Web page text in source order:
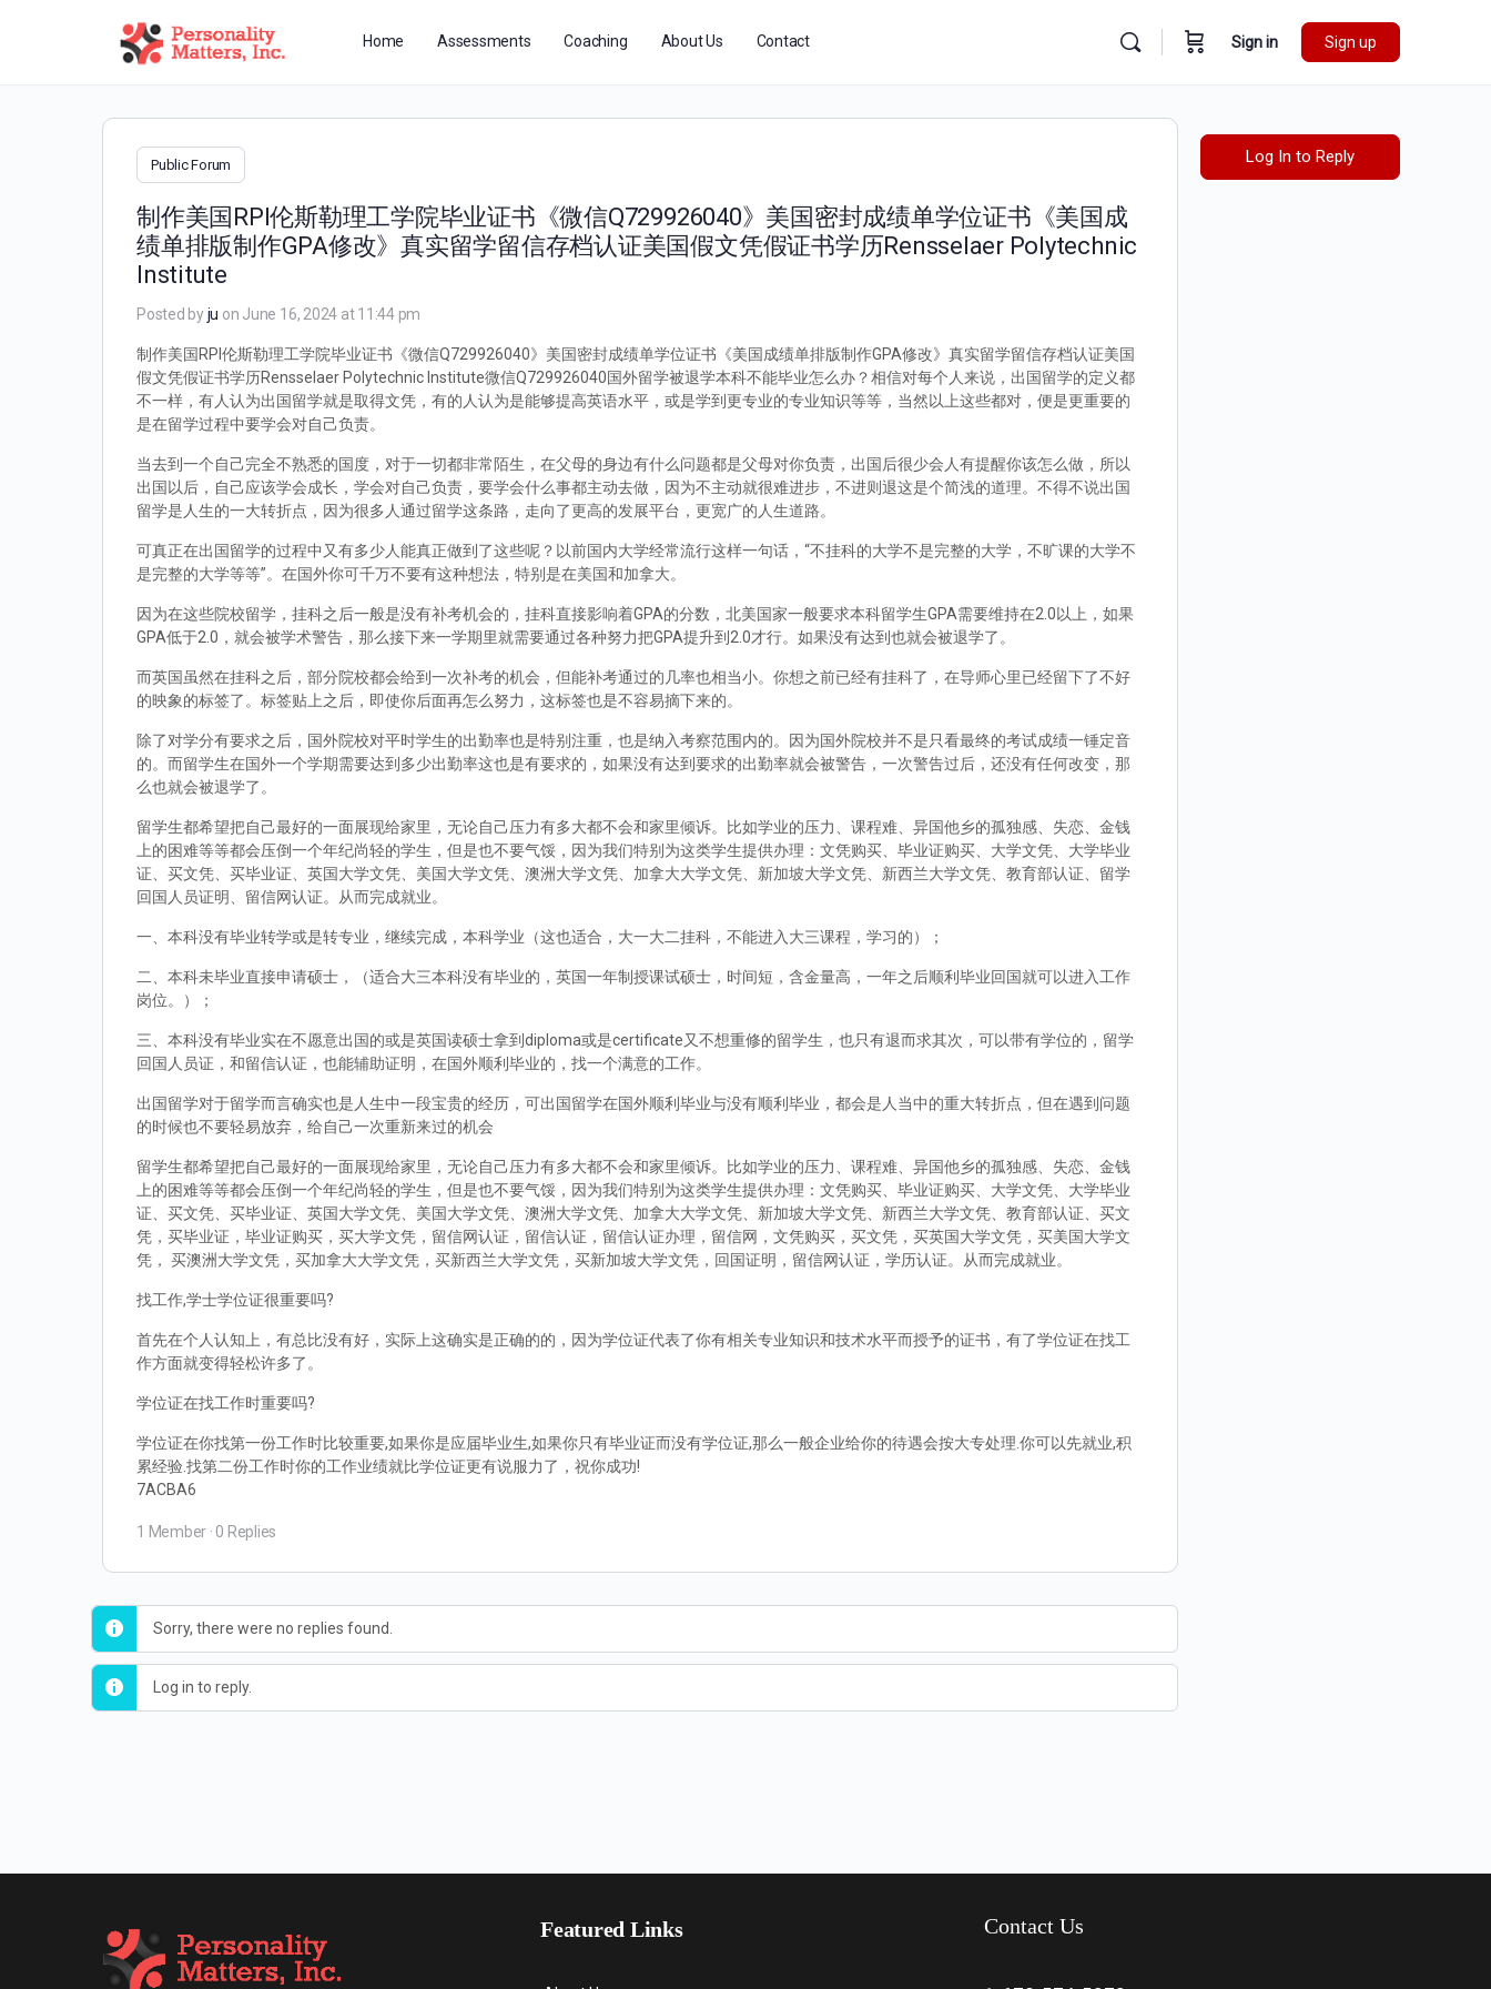
Home Assessments Coaching About Us Contact Sign in Sign up
Public Forum
制作美国RPI伦斯勒理工学院毕业证书《微信Q729926040》美国密封成绩单学位证书《美国成
绩单排版制作GPA修改》真实留学留信存档认证美国假文凭假证书学历Rensselaer Polytechnic
Institute
Posted byju on June 16, 2024 at 11:44 pm
制作美国RPI伦斯勒理工学院毕业证书《微信Q729926040》美国密封成绩单学位证书《美国成绩单排版制作GPA修改》真实留学留信存档认证美国
假文凭假证书学历Rensselaer Polytechnic Institute微信Q729926040国外留学被退学本科不能毕业怎么办？相信对每个人来说，出国留学的定义都
不一样，有人认为出国留学就是取得文凭，有的人认为是能够提高英语水平，或是学到更专业的专业知识等等，当然以上这些都对，便是更重要的
是在留学过程中要学会对自己负责。
当去到一个自己完全不熟悉的国度，对于一切都非常陌生，在父母的身边有什么问题都是父母对你负责，出国后很少会人有提醒你该怎么做，所以
出国以后，自己应该学会成长，学会对自己负责，要学会什么事都主动去做，因为不主动就很难进步，不进则退这是个简浅的道理。不得不说出国
留学是人生的一大转折点，因为很多人通过留学这条路，走向了更高的发展平台，更宽广的人生道路。
可真正在出国留学的过程中又有多少人能真正做到了这些呢？以前国内大学经常流行这样一句话，“不挂科的大学不是完整的大学，不旷课的大学不
是完整的大学等等”。在国外你可千万不要有这种想法，特别是在美国和加拿大。
因为在这些院校留学，挂科之后一般是没有补考机会的，挂科直接影响着GPA的分数，北美国家一般要求本科留学生GPA需要维持在2.0以上，如果
GPA低于2.0，就会被学术警告，那么接下来一学期里就需要通过各种努力把GPA提升到2.0才行。如果没有达到也就会被退学了。
而英国虽然在挂科之后，部分院校都会给到一次补考的机会，但能补考通过的几率也相当小。你想之前已经有挂科了，在导师心里已经留下了不好
的映象的标签了。标签贴上之后，即使你后面再怎么努力，这标签也是不容易摘下来的。
除了对学分有要求之后，国外院校对平时学生的出勤率也是特别注重，也是纳入考察范围内的。因为国外院校并不是只看最终的考试成绩一锤定音
的。而留学生在国外一个学期需要达到多少出勤率这也是有要求的，如果没有达到要求的出勤率就会被警告，一次警告过后，还没有任何改变，那
么也就会被退学了。
留学生都希望把自己最好的一面展现给家里，无论自己压力有多大都不会和家里倾诉。比如学业的压力、课程难、异国他乡的孤独感、失恋、金钱
上的困难等等都会压倒一个年纪尚轻的学生，但是也不要气馁，因为我们特别为这类学生提供办理：文凭购买、毕业证购买、大学文凭、大学毕业
证、买文凭、买毕业证、英国大学文凭、美国大学文凭、澳洲大学文凭、加拿大大学文凭、新加坡大学文凭、新西兰大学文凭、教育部认证、留学
回国人员证明、留信网认证。从而完成就业。
一、本科没有毕业转学或是转专业，继续完成，本科学业（这也适合，大一大二挂科，不能进入大三课程，学习的）；
二、本科未毕业直接申请硕士，（适合大三本科没有毕业的，英国一年制授课试硕士，时间短，含金量高，一年之后顺利毕业回国就可以进入工作
岗位。）；
三、本科没有毕业实在不愿意出国的或是英国读硕士拿到diploma或是certificate又不想重修的留学生，也只有退而求其次，可以带有学位的，留学
回国人员证，和留信认证，也能辅助证明，在国外顺利毕业的，找一个满意的工作。
出国留学对于留学而言确实也是人生中一段宝贵的经历，可出国留学在国外顺利毕业与没有顺利毕业，都会是人当中的重大转折点，但在遇到问题
的时候也不要轻易放弃，给自己一次重新来过的机会
留学生都希望把自己最好的一面展现给家里，无论自己压力有多大都不会和家里倾诉。比如学业的压力、课程难、异国他乡的孤独感、失恋、金钱
上的困难等等都会压倒一个年纪尚轻的学生，但是也不要气馁，因为我们特别为这类学生提供办理：文凭购买、毕业证购买、大学文凭、大学毕业
证、买文凭、买毕业证、英国大学文凭、美国大学文凭、澳洲大学文凭、加拿大大学文凭、新加坡大学文凭、新西兰大学文凭、教育部认证、买文
凭，买毕业证，毕业证购买，买大学文凭，留信网认证，留信认证，留信认证办理，留信网，文凭购买，买文凭，买英国大学文凭，买美国大学文
凭， 买澳洲大学文凭，买加拿大大学文凭，买新西兰大学文凭，买新加坡大学文凭，回国证明，留信网认证，学历认证。从而完成就业。
找工作,学士学位证很重要吗?
首先在个人认知上，有总比没有好，实际上这确实是正确的的，因为学位证代表了你有相关专业知识和技术水平而授予的证书，有了学位证在找工
作方面就变得轻松许多了。
学位证在找工作时重要吗?
学位证在你找第一份工作时比较重要,如果你是应届毕业生,如果你只有毕业证而没有学位证,那么一般企业给你的待遇会按大专处理.你可以先就业,积
累经验.找第二份工作时你的工作业绩就比学位证更有说服力了，祝你成功!
7ACBA6
1 Member · 0 Replies
Sorry, there were no replies found.
Log in to reply.
Log In to Reply
Featured Links Contact Us